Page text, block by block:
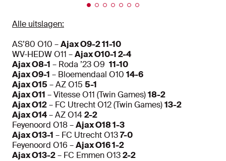
Alle uitslagen:
AS’80 O10 –Ajax O9-2 11-10
WV-HEDW O11 –Ajax O10-1 2-4
Ajax O8-1 – Roda ’23 O9 11-10
Ajax O9-1 – Bloemendaal O10 14-6
Ajax O15 – AZ O15 5-1
Ajax O11 – Vitesse O11 (Twin Games)18-2
Ajax O12– FC Utrecht O12 (Twin Games)13-2
Ajax O14– AZ O142-2
Feyenoord O18 –Ajax O18 1-3
Ajax O13-1 – FC Utrecht O137-0
Feyenoord O16 –Ajax O16 1-2
Ajax O13-2– FC Emmen O132-2